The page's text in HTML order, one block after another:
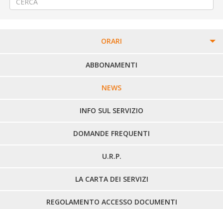
ORARI
PERCORSI URBANI IN BIELLA
LINEE URBANE VERCELLI
LINEE EXTRAURBANE
ABBONAMENTI
NEWS
INFO SUL SERVIZIO
DOMANDE FREQUENTI
U.R.P.
LA CARTA DEI SERVIZI
REGOLAMENTO ACCESSO DOCUMENTI